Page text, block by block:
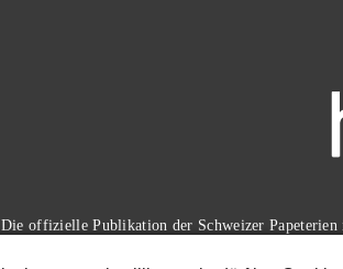
Die offizielle Publikation der Schweizer